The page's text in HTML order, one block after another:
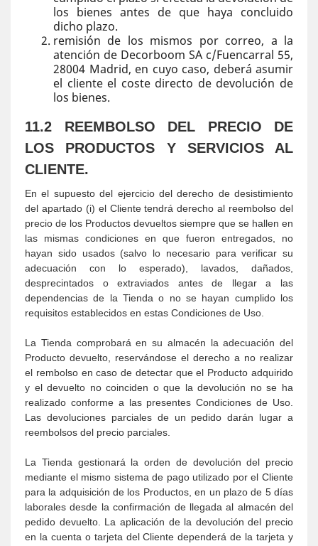
los bienes antes de que haya concluido
dicho plazo.
remisión de los mismos por correo, a la
atención de Decorboom SA c/Fuencarral 55,
28004 Madrid, en cuyo caso, deberá asumir
el cliente el coste directo de devolución de
los bienes.
11.2 REEMBOLSO DEL PRECIO DE
LOS PRODUCTOS Y SERVICIOS AL
CLIENTE.
En el supuesto del ejercicio del derecho de desistimiento
del apartado (i) el Cliente tendrá derecho al reembolso del
precio de los Productos devueltos siempre que se hallen en
las mismas condiciones en que fueron entregados, no
hayan sido usados (salvo lo necesario para verificar su
adecuación con lo esperado), lavados, dañados,
desprecintados o extraviados antes de llegar a las
dependencias de la Tienda o no se hayan cumplido los
requisitos establecidos en estas Condiciones de Uso.
La Tienda comprobará en su almacén la adecuación del
Producto devuelto, reservándose el derecho a no realizar
el rembolso en caso de detectar que el Producto adquirido
y el devuelto no coinciden o que la devolución no se ha
realizado conforme a las presentes Condiciones de Uso.
Las devoluciones parciales de un pedido darán lugar a
reembolsos del precio parciales.
La Tienda gestionará la orden de devolución del precio
mediante el mismo sistema de pago utilizado por el Cliente
para la adquisición de los Productos, en un plazo de 5 días
laborales desde la confirmación de llegada al almacén del
pedido devuelto. La aplicación de la devolución del precio
en la cuenta o tarjeta del Cliente dependerá de la tarjeta y